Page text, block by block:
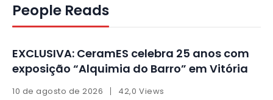
People Reads
EXCLUSIVA: CeramES celebra 25 anos com
exposição “Alquimia do Barro” em Vitória
10 de agosto de 2026 42,0 Views